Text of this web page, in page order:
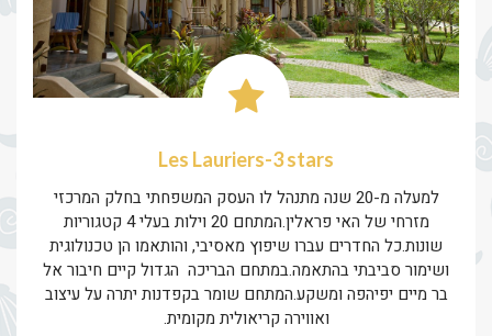
Les Lauriers-3 stars
למעלה מ-20 שנה מתנהל לו העסק המשפחתי בחלק המרכזי
מזרחי של האי פראלין.המתחם 20 וילות בעלי 4 קטגוריות
שונות.כל החדרים עברו שיפוץ מאסיבי, והותאמו הן טכנולוגית
ושימור סביבתי בהתאמה.במתחם הבריכה הגדול קיים חיבור אל
בר מיים יפיהפה ומשקע.המתחם שומר בקפדנות יתרה על עיצוב
ואווירה קריאולית מקומית.